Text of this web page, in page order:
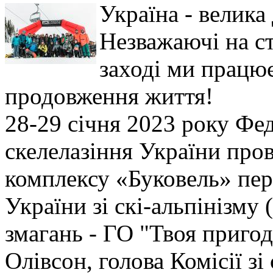
Україна -
Незважаючі на
заході ми
продовження життя!
28-29 січня 2023 року
скелелазіння України
комплексу «Буковель»
України зі скі-альпінізму
змагань - ГО "Твоя
Олівсон, голова Комісії